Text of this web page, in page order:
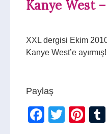
Kanye West
XXL dergisi Ekim 2010
Kanye West’e
Paylaş